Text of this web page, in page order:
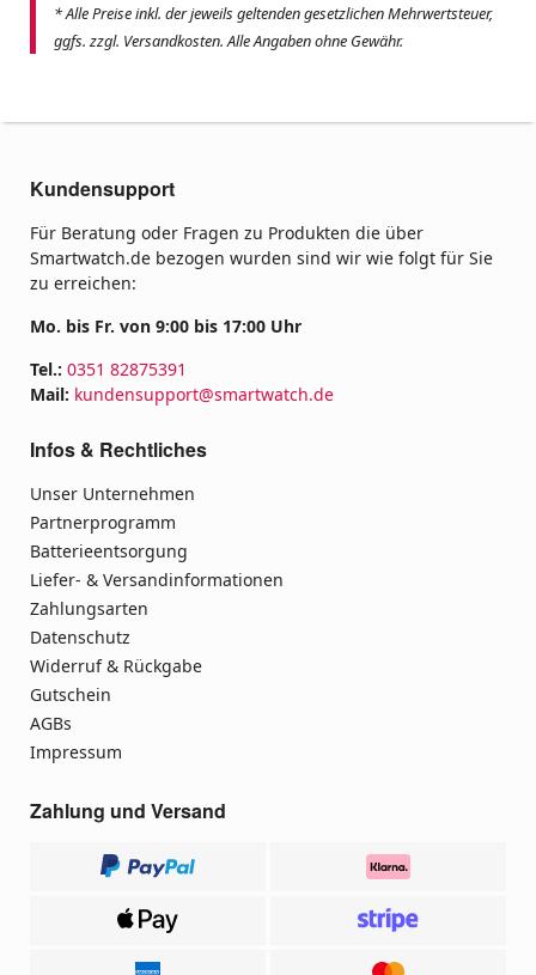
* Alle Preise inkl. der jeweils geltenden gesetzlichen Mehrwertsteuer,
ggfs. zzgl. Versandkosten. Alle Angaben ohne Gewähr.
Kundensupport
Für Beratung oder Fragen zu Produkten die über
Smartwatch.de bezogen wurden sind wir wie folgt für Sie
zu erreichen:
Mo. bis Fr. von 9:00 bis 17:00 Uhr
Tel.: 0351 82875391
Mail: kundensupport@smartwatch.de
Infos & Rechtliches
Unser Unternehmen
Partnerprogramm
Batterieentsorgung
Liefer- & Versandinformationen
Zahlungsarten
Datenschutz
Widerruf & Rückgabe
Gutschein
AGBs
Impressum
Zahlung und Versand